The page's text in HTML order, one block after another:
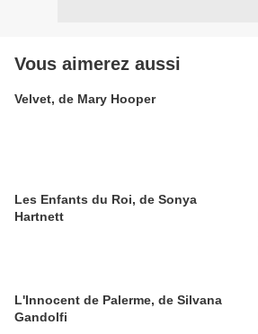
Vous aimerez aussi
Velvet, de Mary Hooper
Les Enfants du Roi, de Sonya
Hartnett
L'Innocent de Palerme, de Silvana
Gandolfi